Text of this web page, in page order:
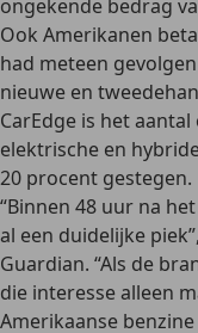
ongekende bedrag
Ook Amerikanen
had meteen
nieuwe en
CarEdge is het
elektrische en
20 procent gestegen.
“Binnen 48 uur na
al een duidelijke
Guardian. “Als de
die interesse alleen
Amerikaanse